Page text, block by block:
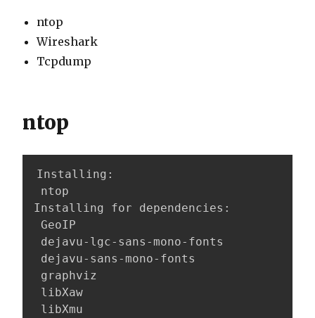
ntop
Wireshark
Tcpdump
ntop
Installing:
ntop
Installing for dependencies:
GeoIP
dejavu-lgc-sans-mono-fonts
dejavu-sans-mono-fonts
graphviz
libXaw
libXmu